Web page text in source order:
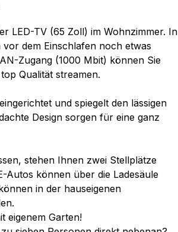
LED-TV (65 Zoll) im Wohnzimmer. In
dem Einschlafen noch etwas
Zugang (1000 Mbit) können Sie
Qualität streamen.
und spiegelt den lässigen
Design sorgen für eine ganz
stehen Ihnen zwei Stellplätze
können über die Ladesäule
in der hauseigenen
eigenem Garten!